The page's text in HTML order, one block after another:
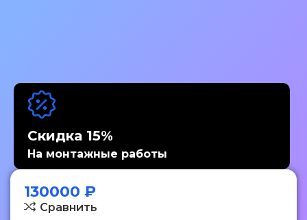
Скидка 15%
На монтажные работы
130000 ₽
Сравнить